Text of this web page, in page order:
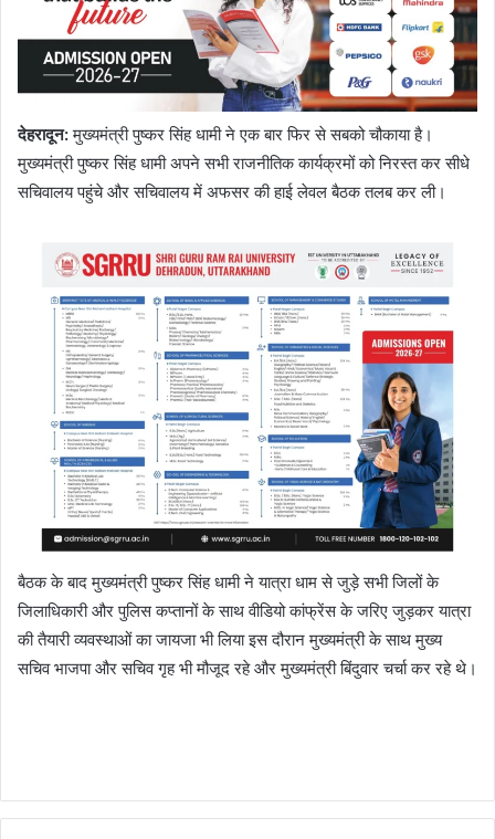
देहरादून:मुख्यमंत्री पुष्कर सिंह धामी ने एक बार फिर से सबको चौकाया है।
मुख्यमंत्री पुष्कर सिंह धामी अपने सभी राजनीतिक कार्यक्रमों को निरस्त कर सीधे
सचिवालय पहुंचे और सचिवालय में अफसर की हाई लेवल बैठक तलब कर ली।
बैठक के बाद मुख्यमंत्री पुष्कर सिंह धामी ने यात्रा धाम से जुड़े सभी जिलों के
जिलाधिकारी और पुलिस कप्तानों के साथ वीडियो कांफ्रेंस के जरिए जुड़कर यात्रा
की तैयारी व्यवस्थाओं का जायजा भी लिया इस दौरान मुख्यमंत्री के साथ मुख्य
सचिव भाजपा और सचिव गृह भी मौजूद रहे और मुख्यमंत्री बिंदुवार चर्चा कर रहे थे।